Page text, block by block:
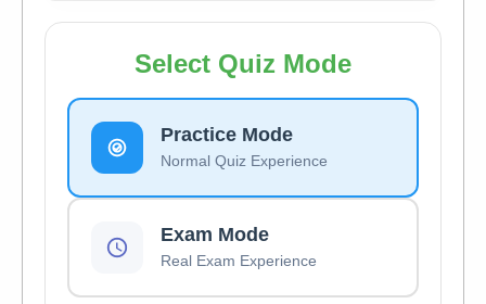
Select Quiz Mode
Practice Mode
Normal Quiz Experience
Exam Mode
Real Exam Experience